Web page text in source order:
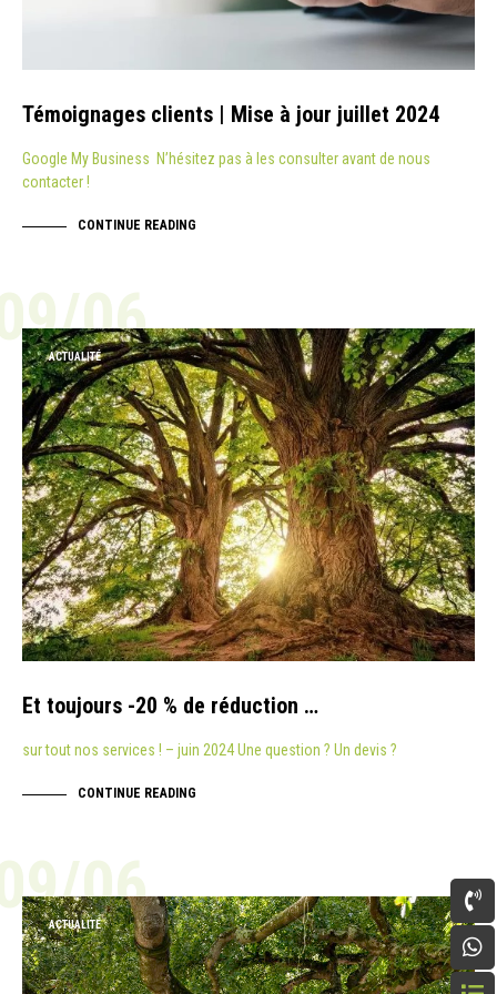
Témoignages clients | Mise à jour juillet 2024
Google My Business N’hésitez pas à les consulter avant de nous
contacter !
CONTINUE READING
06
ACTUALITÉ
Et toujours -20 % de réduction …
sur tout nos services ! – juin 2024 Une question ? Un devis ?
CONTINUE READING
06
ACTUALITÉ